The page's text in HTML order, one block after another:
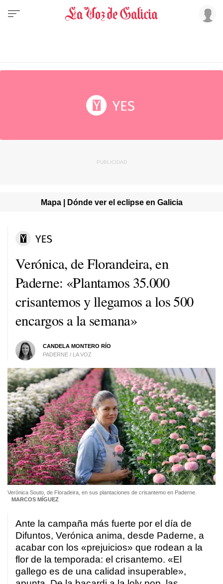
Mapa | Dónde ver el eclipse en Galicia
Verónica, de Florandeira, en
Paderne: «Plantamos 35.000
crisantemos y llegamos a los 500
encargos a la semana»
CANDELA MONTERO RÍO
PADERNE / LA VOZ
Verónica Souto, de Floradeira, en sus plantaciones de crisantemo en Paderne.
MARCOS MÍGUEZ
Ante la campaña más fuerte por el día de
Difuntos, Verónica anima, desde Paderne, a
acabar con los «prejuicios» que rodean a la
flor de la temporada: el crisantemo. «El
gallego es de una calidad insuperable»,